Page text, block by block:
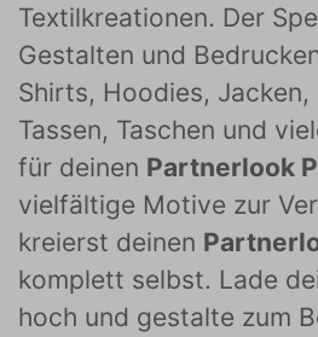
Textilkreationen. Der
Gestalten und
Shirts, Hoodies, Jacken,
Tassen, Taschen und
für deinen Partnerlook
vielfältige Motive zur
kreierst deinen
komplett selbst. Lade
hoch und gestalte zum